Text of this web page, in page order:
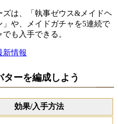
ズは、「 執事ゼウス&メイドヘ
」や、メイドガチャを5連続で
も入手できる。
新情報
ーを編成しよう
効果/入手方法